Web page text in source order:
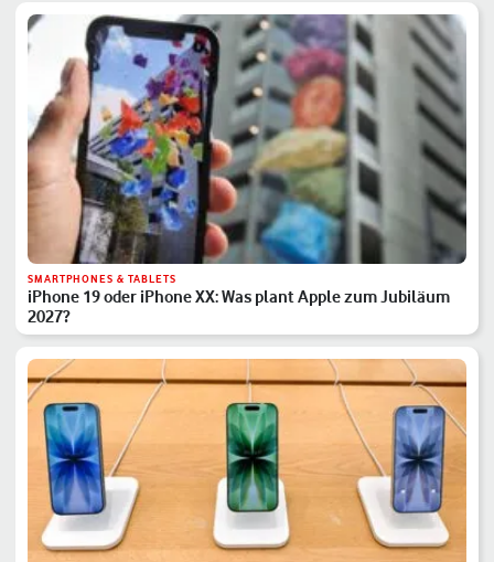
SMARTPHONES & TABLETS
iPhone 19 oder iPhone XX: Was plant Apple zum Jubiläum
2027?